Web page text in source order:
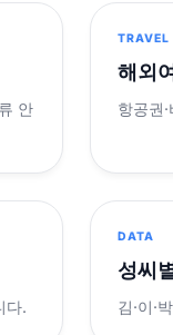
안
TRAVEL
해외
항공권
다.
DATA
성씨
김·이·